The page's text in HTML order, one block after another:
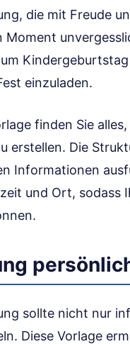
die mit Freude
Moment
einzuladen.
finden Sie
erstellen. Die
Informationen
und Ort, sodass
sollte nicht nur
Diese Vorlage